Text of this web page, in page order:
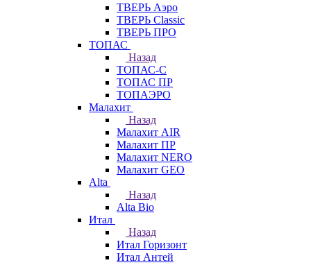
ТВЕРЬ Аэро
ТВЕРЬ Classic
ТВЕРЬ ПРО
ТОПАС
Назад
ТОПАС-С
ТОПАС ПР
ТОПАЭРО
Малахит
Назад
Малахит AIR
Малахит ПР
Малахит NERO
Малахит GEO
Alta
Назад
Alta Bio
Итал
Назад
Итал Горизонт
Итал Антей